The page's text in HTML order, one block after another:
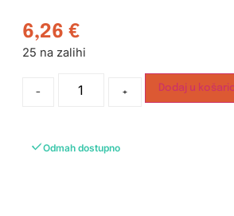
6,26 €
25 na zalihi
- + Dodaj u
Odmah dostupno